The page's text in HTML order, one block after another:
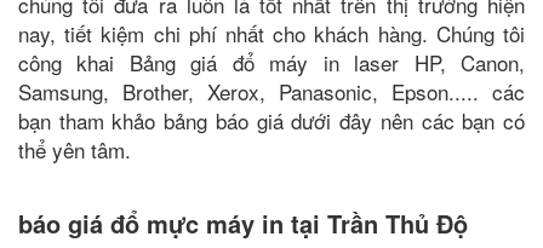
nay, tiết kiệm chi phí nhất cho khách hàng. Chúng tôi
công khai Bảng giá đổ máy in laser HP, Canon,
Samsung, Brother, Xerox, Panasonic, Epson..... các
bạn tham khảo bảng báo giá dưới đây nên các bạn có
thể yên tâm.
báo giá đổ mực máy in tại Trần Thủ Độ